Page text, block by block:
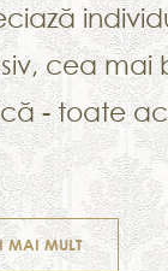
cea
- toate
MAI MULT